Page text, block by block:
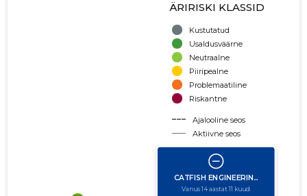
ÄRIRISKI KLASSID
Kustutatud
Usaldusväärne
Neutraalne
Piiripealne
Problemaatiline
Riskantne
Ajalooline seos
Aktiivne seos
käibe suurus
võla suurus
Seoste laiendamine